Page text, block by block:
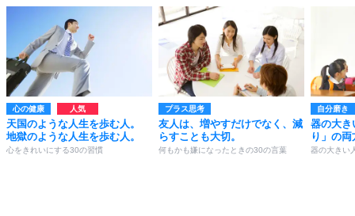
心の健康
天国のような人生を歩む人。
地獄のような人生を歩む人。
心をきれいにする30の習慣
プラス思考
友人は、増やすだけでなく、減
らすことも大切。
何もかも嫌になったときの30の言葉
自分磨き
器の大き
り」の
器の大きい